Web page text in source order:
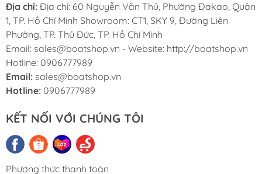
Địa chỉ: Địa chỉ: 60 Nguyễn Văn Thủ, Phường Đakao, Quận
1, TP. Hồ Chí Minh Showroom: CT1, SKY 9, Đường Liên
Phường, TP. Thủ Đức, TP. Hồ Chí Minh
Email: sales@boatshop.vn - Website: http://boatshop.vn
Hotline: 0906777989
Email: sales@boatshop.vn
Hotline: 0906777989
KẾT NỐI VỚI CHÚNG TÔI
Phương thức thanh toán